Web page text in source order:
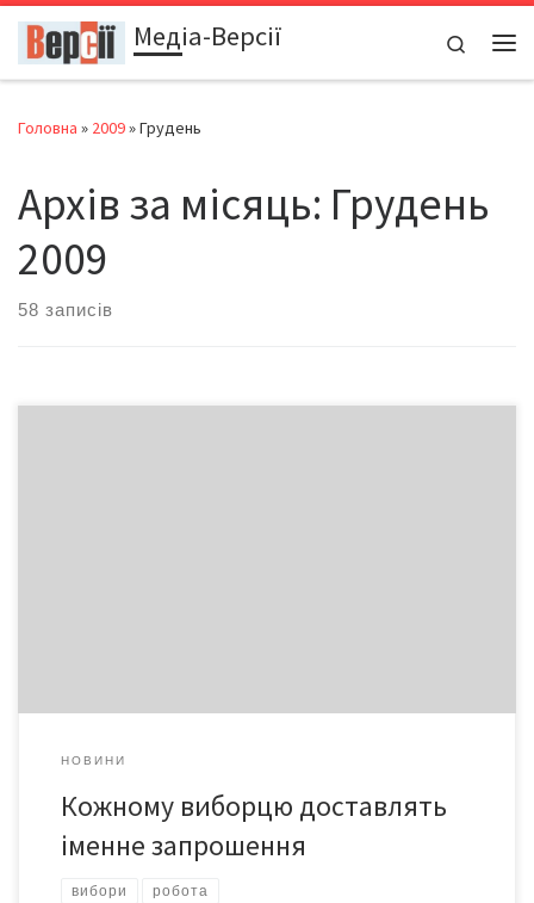
Перейти до вмістуМедіа-Версії
Search
Головна » 2009»Грудень
Архів за місяць: Грудень
2009
58 записів
НОВИНИ
Кожному виборцю доставлять
іменне запрошення
вибори робота